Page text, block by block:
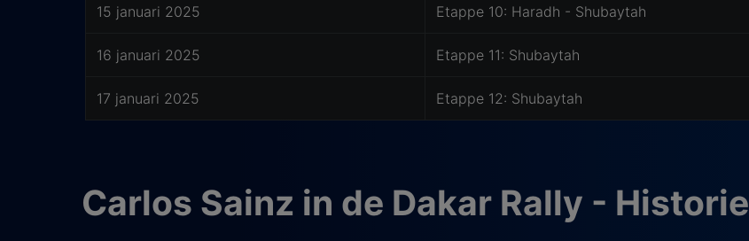
15 januari 2025 Etappe 10: Haradh - Shubaytah
16 januari 2025 Etappe 11: Shubaytah
17 januari 2025 Etappe 12: Shubaytah
Carlos Sainz in de Dakar Rally - Historie